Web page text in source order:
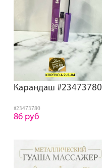
Карандаш #23473780
#23473780
86 руб